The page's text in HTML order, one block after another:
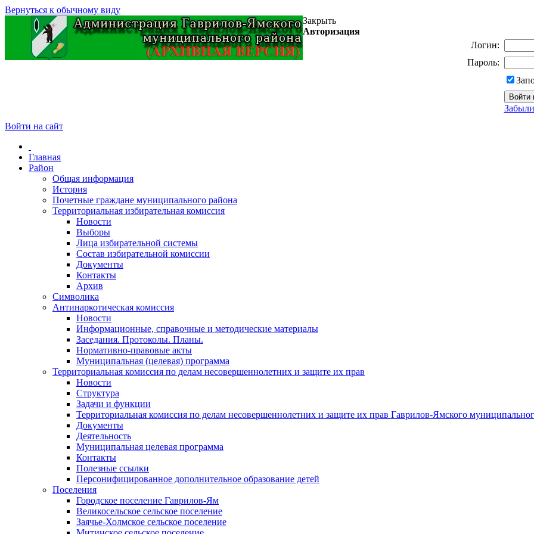
Вернуться к обычному виду
Закрыть
Авторизация
Логин:
Пароль:
Войти на сайт
Главная
Район
Общая информация
История
Почетные граждане муниципального района
Территориальная избирательная комиссия
Новости
Выборы
Лица избирательной системы
Состав избирательной комиссии
Документы
Контакты
Архив
Символика
Антинаркотическая комиссия
Новости
Информационные, справочные и методические материалы
Заседания. Протоколы. Планы.
Нормативно-правовые акты
Муниципальная (целевая) программа
Территориальная комиссия по делам несовершеннолетних и защите их прав
Новости
Структура
Задачи и функции
Территориальная комиссия по делам несовершеннолетних и защите их прав Гаврилов-Ямского
Документы
Деятельность
Муниципальная целевая программа
Контакты
Полезные ссылки
Персонифицированное дополнительное образование детей
Поселения
Городское поселение Гаврилов-Ям
Великосельское сельское поселение
Заячье-Холмское сельское поселение